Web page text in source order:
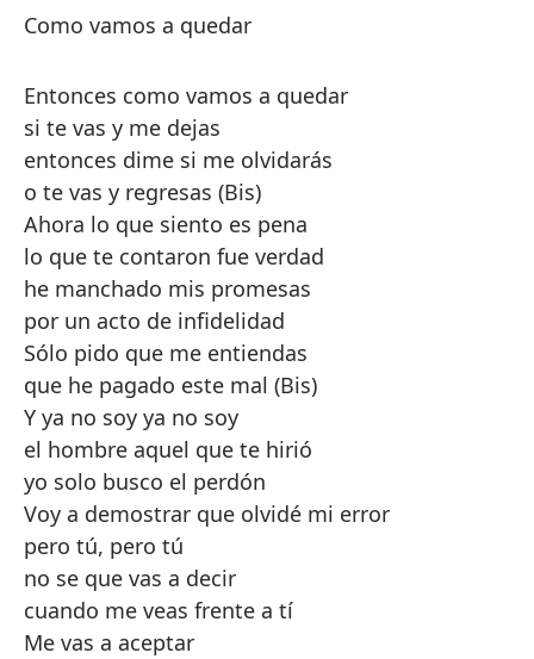
Como vamos a quedar
Entonces como vamos a quedar
si te vas y me dejas
entonces dime si me olvidarás
o te vas y regresas (Bis)
Ahora lo que siento es pena
lo que te contaron fue verdad
he manchado mis promesas
por un acto de infidelidad
Sólo pido que me entiendas
que he pagado este mal (Bis)
Y ya no soy ya no soy
el hombre aquel que te hirió
yo solo busco el perdón
Voy a demostrar que olvidé mi error
pero tú, pero tú
no se que vas a decir
cuando me veas frente a tí
Me vas a aceptar